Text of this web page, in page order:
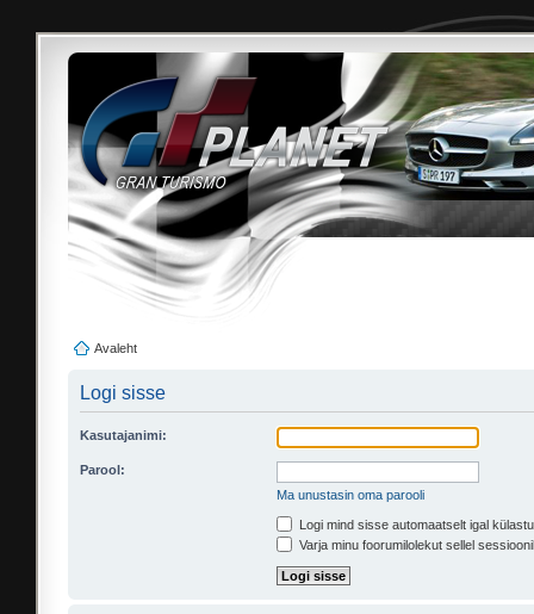
Avaleht
Logi sisse
Kasutajanimi:
Parool:
Ma unustasin oma parooli
Logi mind sisse automaatselt igal
Varja minu foorumilolekut sellel sessioonil